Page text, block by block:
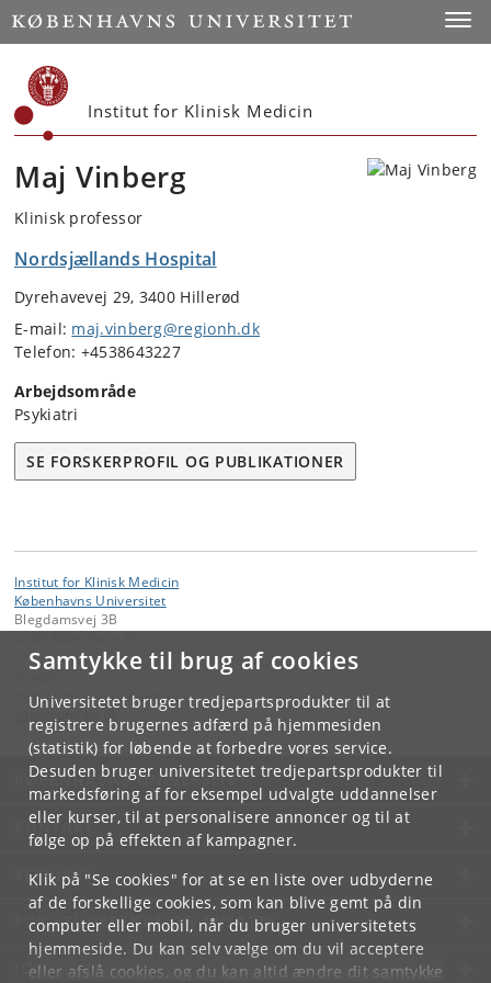
Samtykke til brug af cookies
Universitetet bruger tredjepartsprodukter til at
registrere brugernes adfærd på hjemmesiden
(statistik) for løbende at forbedre vores service.
Desuden bruger universitetet tredjepartsprodukter til
markedsføring af for eksempel udvalgte uddannelser
eller kurser, til at personalisere annoncer og til at
følge op på effekten af kampagner.
Klik på "Se cookies" for at se en liste over udbyderne
af de forskellige cookies, som kan blive gemt på din
computer eller mobil, når du bruger universitetets
hjemmeside. Du kan selv vælge om du vil acceptere
eller afslå cookies, og du kan altid ændre dit samtykke
Start
Institut for Klinisk Medicin
Maj Vinberg
Klinisk professor
Nordsjællands Hospital
Dyrehavevej 29, 3400 Hillerød
E-mail: maj.vinberg@regionh.dk
Telefon: +4538643227
Arbejdsområde
Psykiatri
SE FORSKERPROFIL OG PUBLIKATIONER
Institut for Klinisk Medicin
Københavns Universitet
Blegdamsvej 3B
Institut for Klinisk Medicin
KØBENHAVNS UNIVERSITET
KONTAKT
SERVICES
FOR STUDERENDE OG ANSATTE
JOB OG KARRIERE